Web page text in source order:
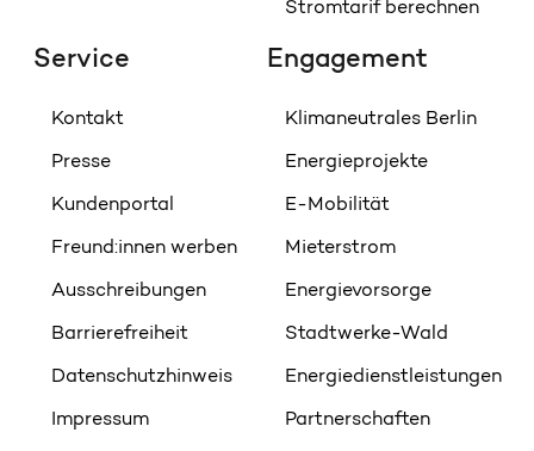
Stromtarif berechnen
Service
Kontakt
Presse
Kundenportal
Freund:innen werben
Ausschreibungen
Barrierefreiheit
Datenschutzhinweis
Impressum
Engagement
Klimaneutrales Berlin
Energieprojekte
E-Mobilität
Mieterstrom
Energievorsorge
Stadtwerke-Wald
Energiedienstleistungen
Partnerschaften